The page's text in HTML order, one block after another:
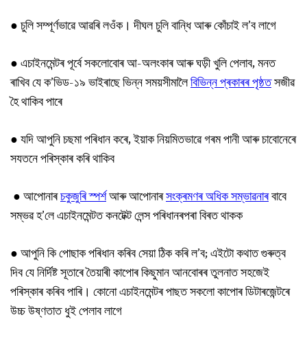
●চুলি সম্পূৰ্ণভাৱে আৱৰি লওঁক। দীঘল চুলি বান্ধি আৰু কোঁচাই ল’ব লাগে
●এচাইনমেন্টৰ পূৰ্বে সকলোবোৰ আ-অলংকাৰ আৰু ঘড়ী খুলি পেলাব, মনত
ৰাখিব যে ক’ভিড-১৯ ভাইৰাছে ভিন্ন সময়সীমালৈবিভিন্ন প্ৰকাৰৰ পৃষ্ঠতসজীৱ
হৈ থাকিব পাৰে
●যদি আপুনি চছমা পৰিধান কৰে, ইয়াক নিয়মিতভাৱে গৰম পানী আৰু চাবোনেৰে
সযতনে পৰিস্কাৰ কৰি থাকিব
●আপোনাৰচকুজুৰি স্পৰ্শআৰু আপোনাৰসংক্ৰমণৰ অধিক সম্ভাৱনাৰবাবে
সম্ভৱ হ’লে এচাইনমেন্টত কনটেক্ট লেন্স পৰিধানৰপৰা বিৰত থাকক
●আপুনি কি পোছাক পৰিধান কৰিব সেয়া ঠিক কৰি ল’ব; এইটো কথাত গুৰুত্ব
দিব যে নিৰ্দিষ্ট সূতাৰে তৈয়াৰী কাপোৰ কিছুমান আনবোৰৰ তুলনাত সহজেই
পৰিস্কাৰ কৰিব পাৰি। কোনো এচাইনমেন্টৰ পাছত সকলো কাপোৰ ডিটাৰজেন্টৰে
উচ্চ উষ্ণতাত ধুই পেলাব লাগে